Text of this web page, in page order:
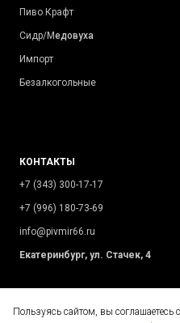
Пиво Крафт
Сидр/Медовуха
Импорт
Безалкогольные
КОНТАКТЫ
+7 (343) 300-17-17
+7 (996) 180-73-69
info@pivmir66.ru
Екатеринбург, ул. Стачек, 4
Пользуясь сайтом, вы соглашаетесь